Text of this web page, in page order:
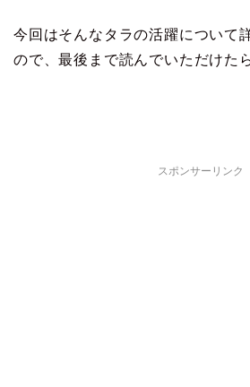
今回はそんなタラの活躍について
ので、最後まで読んでいただけた
スポンサーリンク